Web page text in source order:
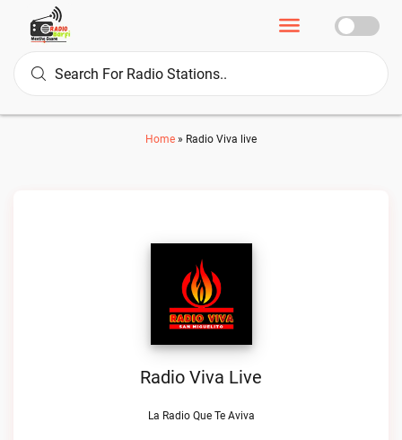
Home » Radio Viva live
Radio Viva Live
La Radio Que Te Aviva